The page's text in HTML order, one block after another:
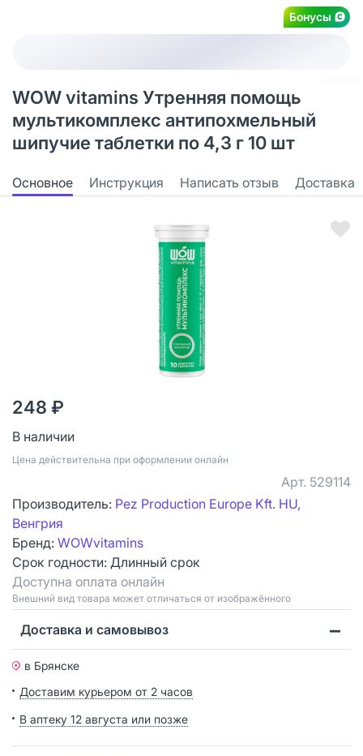
Бонусы
WOW vitamins Утренняя помощь
мультикомплекс антипохмельный
шипучие таблетки по 4,3 г 10 шт
Основное Инструкция Написать отзыв Доставка
248 ₽
В наличии
Цена действительна при оформлении онлайн
Арт. 529114
Производитель: Pez Production Europe Kft. HU,
Венгрия
Бренд: WOWvitamins
Срок годности: Длинный срок
Доступна оплата онлайн
Bнешний вид товара может отличаться от изображённого
Доставка и самовывоз
в Брянске
Доставим курьером от 2 часов
В аптеку 12 августа или позже